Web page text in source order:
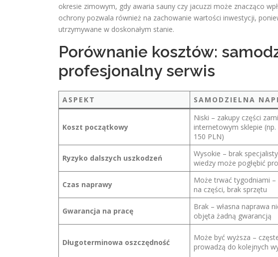
okresie zimowym, gdy awaria sauny czy jacuzzi może znacząco
ochrony pozwala również na zachowanie wartości inwestycji,
utrzymywane w doskonałym stanie.
Porównanie kosztów:
profesjonalny serwis
ASPEKT SAMODZIELNA
Koszt początkowy
Niski – zakupy części
internetowym sklepie (np.
150 PLN)
Ryzyko dalszych uszkodzeń
Wysokie – brak
wiedzy może pogłębić
Czas naprawy
Może trwać tygodniami –
na części, brak sprzętu
Gwarancja na pracę
Brak – własna naprawa
objęta żadną gwarancją
Długoterminowa oszczędność
Może być wyższa –
prowadzą do kolejnych